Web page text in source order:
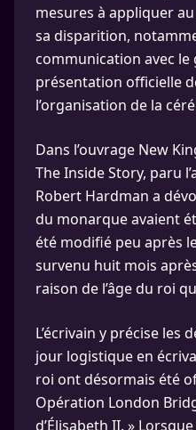
mesures à appliquer
sa disparition,
communication avec le
présentation officielle
l’organisation de la
Dans l’ouvrage New
The Inside Story, paru
Robert Hardman a
du monarque avaient
été modifié peu après
survenu huit mois
raison de l’âge du roi
L’écrivain y précise les
jour logistique en
roi ont désormais été
Opération London
d’Élisabeth II. »